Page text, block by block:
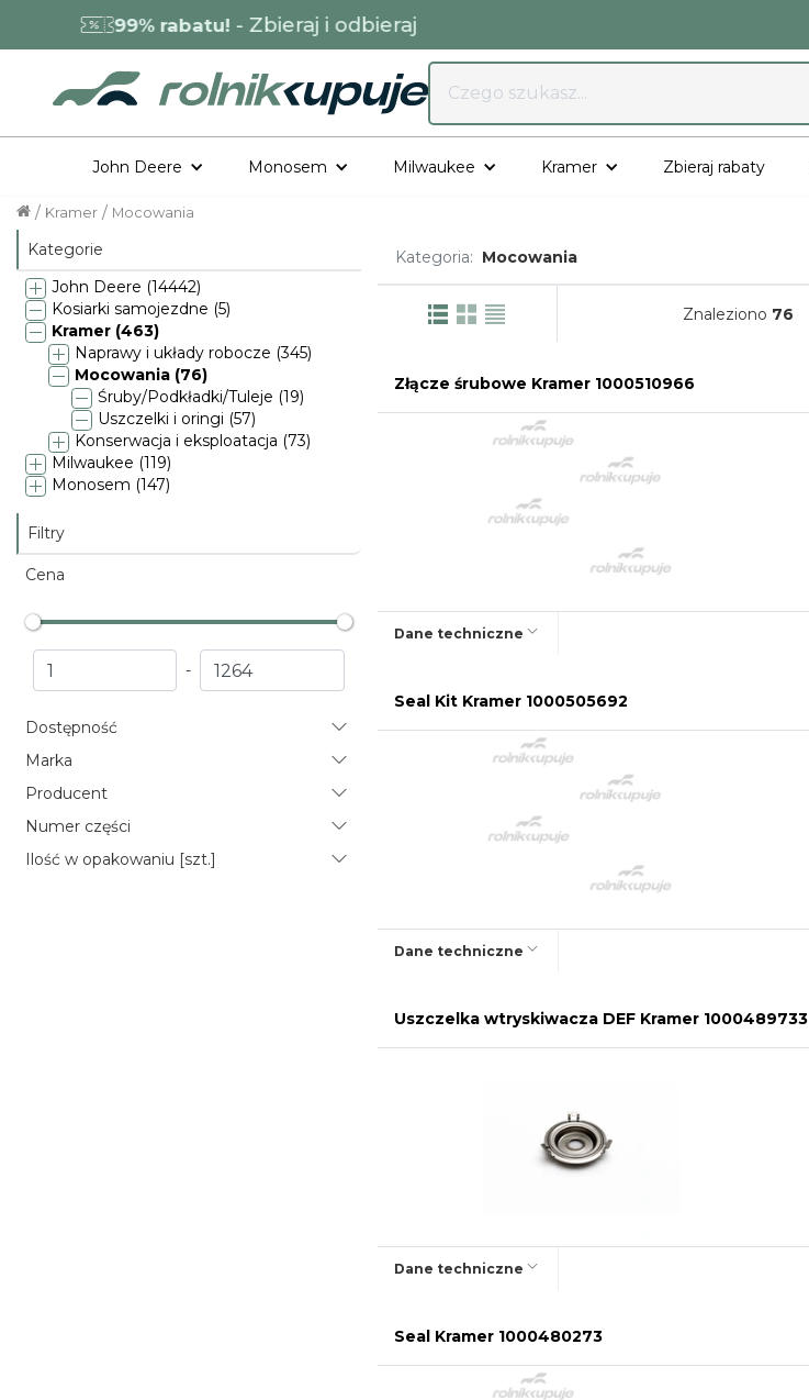
99% rabatu!- Zbieraj i odbieraj
John Deere Monosem Milwaukee Kramer Zbieraj rabaty
Mocowania
/
Kramer
/
Kategorie
John Deere (14442)
Kosiarki samojezdne (5)
Kramer (463)
Naprawy i układy robocze (345)
Mocowania (76)
Śruby/Podkładki/Tuleje (19)
Uszczelki i oringi (57)
Konserwacja i eksploatacja (73)
Milwaukee (119)
Monosem (147)
Filtry
Cena
-
Dostępność
Marka
Producent
Numer części
Ilość w opakowaniu [szt.]
Kategoria: Mocowania
Znaleziono 76
Złącze śrubowe Kramer 1000510966
Dane techniczne
Seal Kit Kramer 1000505692
Dane techniczne
Uszczelka wtryskiwacza DEF Kramer 1000489733
Dane techniczne
Seal Kramer 1000480273